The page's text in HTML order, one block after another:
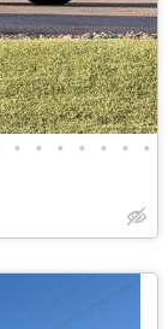
• • • • • • •